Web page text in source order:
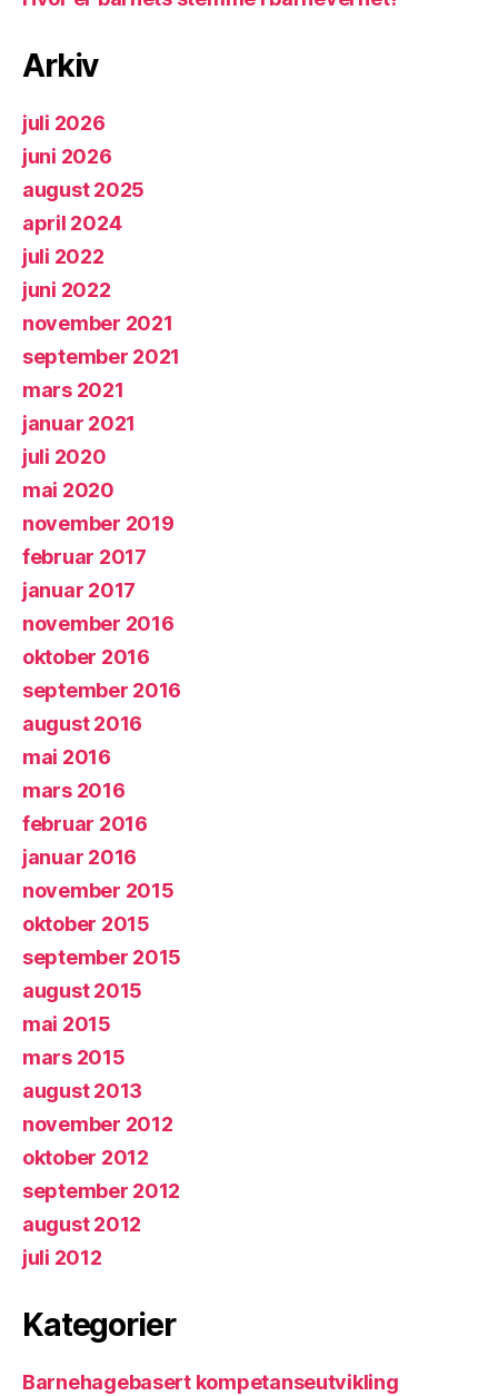
Arkiv
juli 2026
juni 2026
august 2025
april 2024
juli 2022
juni 2022
november 2021
september 2021
mars 2021
januar 2021
juli 2020
mai 2020
november 2019
februar 2017
januar 2017
november 2016
oktober 2016
september 2016
august 2016
mai 2016
mars 2016
februar 2016
januar 2016
november 2015
oktober 2015
september 2015
august 2015
mai 2015
mars 2015
august 2013
november 2012
oktober 2012
september 2012
august 2012
juli 2012
Kategorier
Barnehagebasert kompetanseutvikling